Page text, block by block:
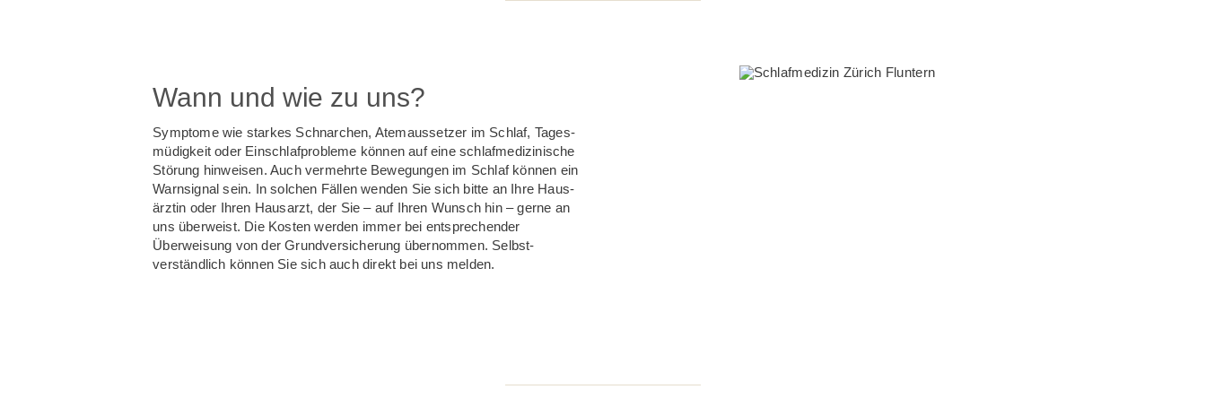
Wann und wie zu uns?
Symptome wie starkes Schnarchen, Atem­aussetzer im Schlaf, Tages­
müdigkeit oder Einschlaf­probleme können auf eine schlaf­medizinische
Störung hinweisen. Auch vermehrte Be­wegungen im Schlaf können ein
Warn­signal sein. In solchen Fällen wenden Sie sich bitte an Ihre Haus­
ärztin oder Ihren Haus­arzt, der Sie – auf Ihren Wunsch hin – gerne an
uns überweist. Die Kosten werden immer bei entsprechender
Überweisung von der Grund­versicherung übernommen. Selbst­
verständlich können Sie sich auch direkt bei uns melden.